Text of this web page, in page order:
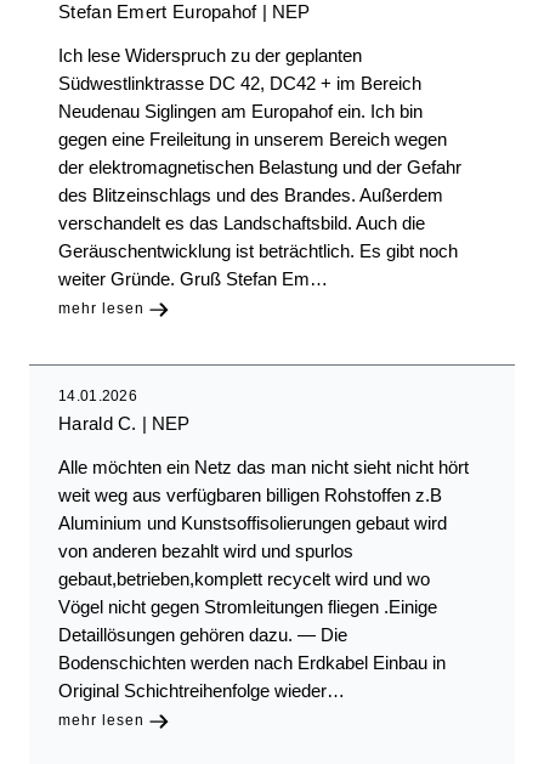
Stefan Emert Europahof NEP
Ich lese Widerspruch zu der geplanten
Südwestlinktrasse DC 42, DC42 + im Bereich
Neudenau Siglingen am Europahof ein. Ich bin
gegen eine Freileitung in unserem Bereich wegen
der elektromagnetischen Belastung und der Gefahr
des Blitzeinschlags und des Brandes. Außerdem
verschandelt es das Landschaftsbild. Auch die
Geräuschentwicklung ist beträchtlich. Es gibt noch
weiter Gründe. Gruß Stefan Em…
mehr lesen
14.01.2026
Harald C. NEP
Alle möchten ein Netz das man nicht sieht nicht hört
weit weg aus verfügbaren billigen Rohstoffen z.B
Aluminium und Kunstsoffisolierungen gebaut wird
von anderen bezahlt wird und spurlos
gebaut,betrieben,komplett recycelt wird und wo
Vögel nicht gegen Stromleitungen fliegen .Einige
Detaillösungen gehören dazu. — Die
Bodenschichten werden nach Erdkabel Einbau in
Original Schichtreihenfolge wieder…
mehr lesen